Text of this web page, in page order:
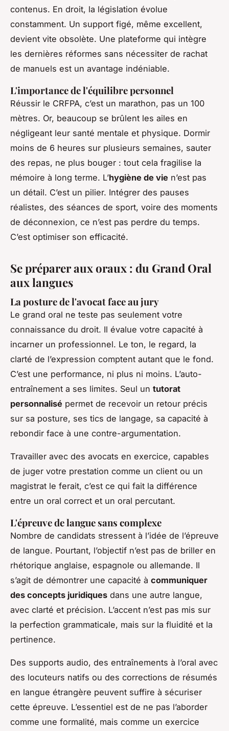
contenus. En droit, la législation évolue
constamment. Un support figé, même excellent,
devient vite obsolète. Une plateforme qui intègre
les dernières réformes sans nécessiter de rachat
de manuels est un avantage indéniable.
L'importance de l'équilibre personnel
Réussir le CRFPA, c’est un marathon, pas un 100
mètres. Or, beaucoup se brûlent les ailes en
négligeant leur santé mentale et physique. Dormir
moins de 6 heures sur plusieurs semaines, sauter
des repas, ne plus bouger : tout cela fragilise la
mémoire à long terme. L’hygiène de vie n’est pas
un détail. C’est un pilier. Intégrer des pauses
réalistes, des séances de sport, voire des moments
de déconnexion, ce n’est pas perdre du temps.
C’est optimiser son efficacité.
Se préparer aux oraux : du Grand Oral
aux langues
La posture de l'avocat face au jury
Le grand oral ne teste pas seulement votre
connaissance du droit. Il évalue votre capacité à
incarner un professionnel. Le ton, le regard, la
clarté de l’expression comptent autant que le fond.
C’est une performance, ni plus ni moins. L’auto-
entraînement a ses limites. Seul un tutorat
personnalisé permet de recevoir un retour précis
sur sa posture, ses tics de langage, sa capacité à
rebondir face à une contre-argumentation.
Travailler avec des avocats en exercice, capables
de juger votre prestation comme un client ou un
magistrat le ferait, c’est ce qui fait la différence
entre un oral correct et un oral percutant.
L'épreuve de langue sans complexe
Nombre de candidats stressent à l’idée de l’épreuve
de langue. Pourtant, l’objectif n’est pas de briller en
rhétorique anglaise, espagnole ou allemande. Il
s’agit de démontrer une capacité à communiquer
des concepts juridiques dans une autre langue,
avec clarté et précision. L’accent n’est pas mis sur
la perfection grammaticale, mais sur la fluidité et la
pertinence.
Des supports audio, des entraînements à l’oral avec
des locuteurs natifs ou des corrections de résumés
en langue étrangère peuvent suffire à sécuriser
cette épreuve. L’essentiel est de ne pas l’aborder
comme une formalité, mais comme un exercice